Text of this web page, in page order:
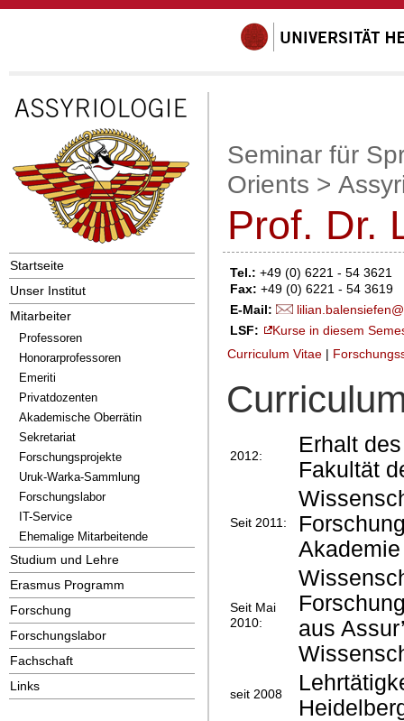
Startseite
Unser Institut
Mitarbeiter
Professoren
Honorarprofessoren
Emeriti
Privatdozenten
Akademische Oberrätin
Sekretariat
Forschungsprojekte
Uruk-Warka-Sammlung
Forschungslabor
IT-Service
Ehemalige Mitarbeitende
Studium und Lehre
Erasmus Programm
Forschung
Forschungslabor
Fachschaft
Links
Seminar für
Orients >
Prof. Dr.
Tel.: +49 (0) 6221 - 54 3621
Fax: +49 (0) 6221 - 54 3619
E-Mail:
LSF:
Kurse in diesem
Curriculum Vitae |
2012:
Erhalt
Fakultät
Seit 2011:
Seit Mai
2010:
aus
seit 2008